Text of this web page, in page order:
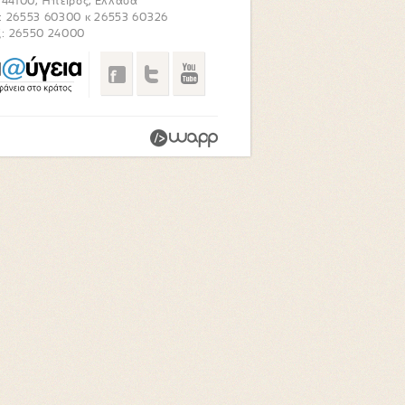
26553 60300 κ 26553 60326
26550 24000